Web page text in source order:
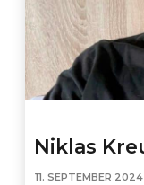
Niklas
11. SEPTEMBER 2024